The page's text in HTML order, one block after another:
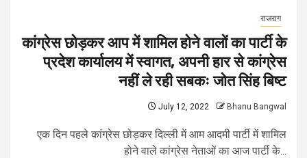
राजराग
कांग्रेस छोड़कर आप में शामिल होने वालों का पार्टी के
प्रदेश कार्यालय में स्वागत, अपनी हार से कांग्रेस
नहीं ले रही सबकः जोत सिंह बिष्ट
July 12, 2022 Bhanu Bangwal
एक दिन पहले कांग्रेस छोड़कर दिल्ली में आम आदमी पार्टी में शामिल
होने वाले कांग्रेस नेताओं का आज पार्टी के...